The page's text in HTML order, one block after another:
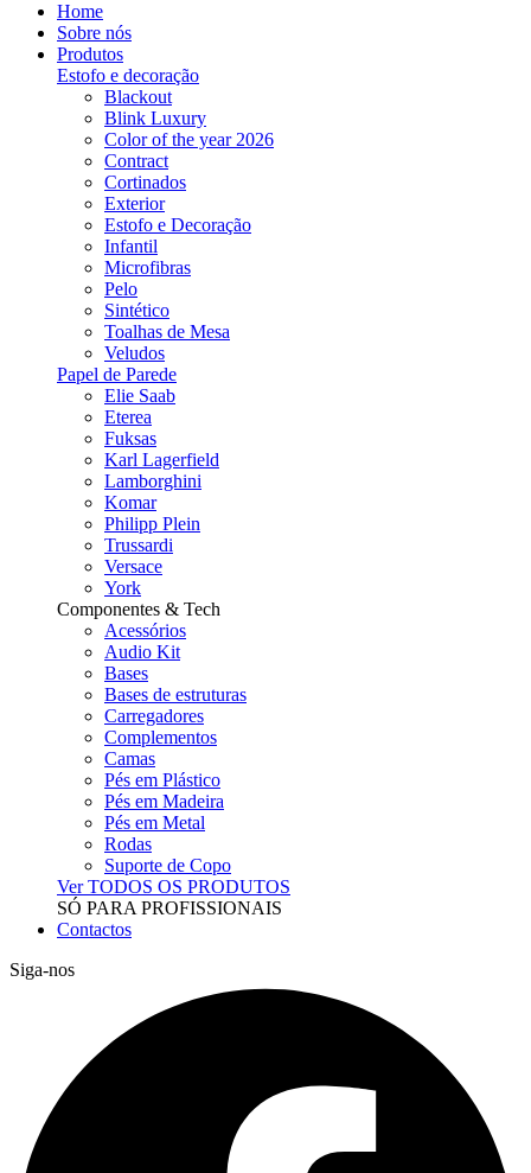
Home
Sobre nós
Produtos
Estofo e decoração
Blackout
Blink Luxury
Color of the year 2026
Contract
Cortinados
Exterior
Estofo e Decoração
Infantil
Microfibras
Pelo
Sintético
Toalhas de Mesa
Veludos
Papel de Parede
Elie Saab
Eterea
Fuksas
Karl Lagerfield
Lamborghini
Komar
Philipp Plein
Trussardi
Versace
York
Componentes & Tech
Acessórios
Audio Kit
Bases
Bases de estruturas
Carregadores
Complementos
Camas
Pés em Plástico
Pés em Madeira
Pés em Metal
Rodas
Suporte de Copo
Ver TODOS OS PRODUTOS
SÓ PARA PROFISSIONAIS
Contactos
Siga-nos